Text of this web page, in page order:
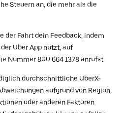
Steuern an, die mehr als die
der Fahrt dein Feedback, indem
Uber App nutzt, auf
Nummer 800 664 1378 anrufst.
durchschnittliche UberX-
aufgrund von Region,
oder anderen Faktoren